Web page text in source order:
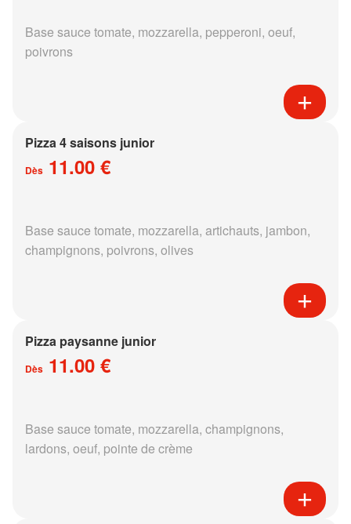
Base sauce tomate, mozzarella, pepperoni, oeuf,
poivrons
Pizza 4 saisons junior
Dès 11.00 €
Base sauce tomate, mozzarella, artichauts, jambon,
champignons, poivrons, olives
Pizza paysanne junior
Dès 11.00 €
Base sauce tomate, mozzarella, champignons,
lardons, oeuf, pointe de crème